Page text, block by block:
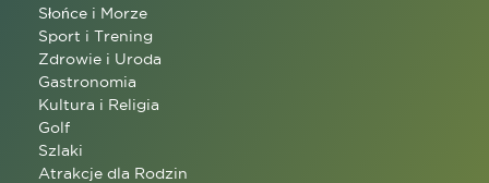
Słońce i Morze
Sport i Trening
Zdrowie i Uroda
Gastronomia
Kultura i Religia
Golf
Szlaki
Atrakcje dla Rodzin